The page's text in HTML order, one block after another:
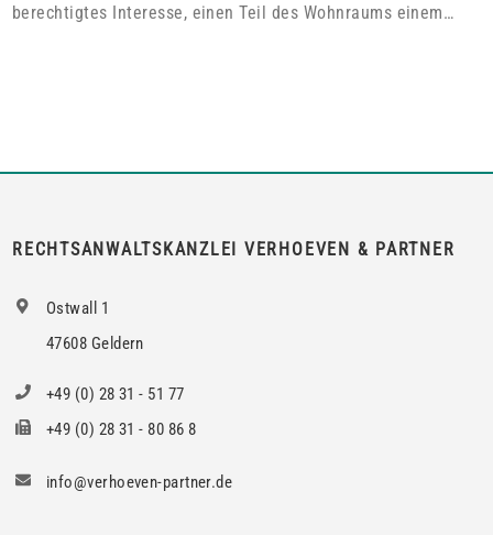
dem […]
berechtigtes Interesse, einen Teil des Wohnraums einem
RECHTSANWALTSKANZLEI VERHOEVEN & PARTNER
Ostwall 1
47608 Geldern
+49 (0) 28 31 - 51 77
+49 (0) 28 31 - 80 86 8
info@verhoeven-partner.de